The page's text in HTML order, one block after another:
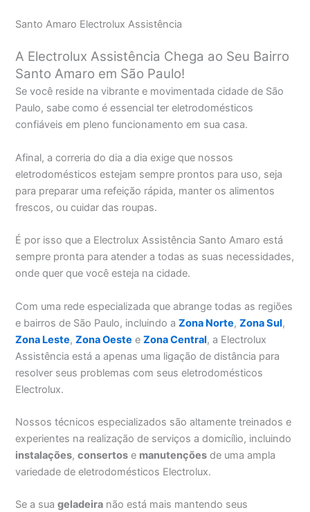
Santo Amaro Electrolux Assistência
A Electrolux Assistência Chega ao Seu Bairro
Santo Amaro em São Paulo!
Se você reside na vibrante e movimentada cidade de São
Paulo, sabe como é essencial ter eletrodomésticos
confiáveis em pleno funcionamento em sua casa.
Afinal, a correria do dia a dia exige que nossos
eletrodomésticos estejam sempre prontos para uso, seja
para preparar uma refeição rápida, manter os alimentos
frescos, ou cuidar das roupas.
É por isso que a Electrolux Assistência Santo Amaro está
sempre pronta para atender a todas as suas necessidades,
onde quer que você esteja na cidade.
Com uma rede especializada que abrange todas as regiões
e bairros de São Paulo, incluindo aZona Norte,Zona Sul,
Zona Leste,Zona Oeste eZona Central, a Electrolux
Assistência está a apenas uma ligação de distância para
resolver seus problemas com seus eletrodomésticos
Electrolux.
Nossos técnicos especializados são altamente treinados e
experientes na realização de serviços a domicílio, incluindo
instalações,consertos e manutenções de uma ampla
variedade de eletrodomésticos Electrolux.
Se a suageladeira não está mais mantendo seus